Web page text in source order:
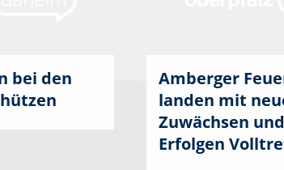
bei den
Amberger
landen mit
Zuwächsen
Erfolgen